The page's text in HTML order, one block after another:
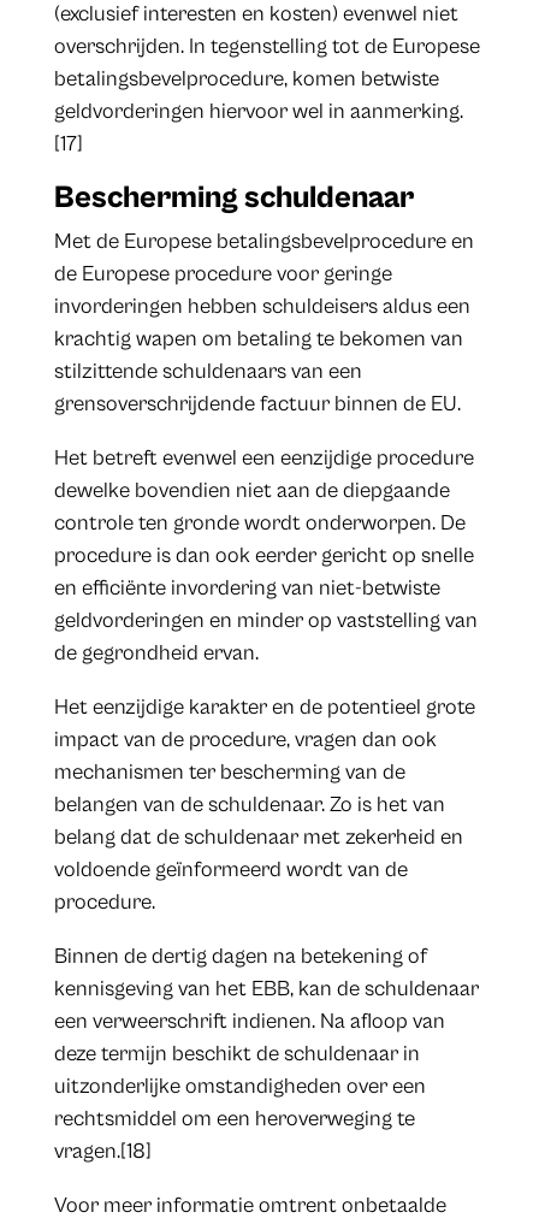
(exclusief interesten en kosten) evenwel niet
overschrijden. In tegenstelling tot de Europese
betalingsbevelprocedure, komen betwiste
geldvorderingen hiervoor wel in aanmerking.
[17]
Bescherming schuldenaar
Met de Europese betalingsbevelprocedure en
de Europese procedure voor geringe
invorderingen hebben schuldeisers aldus een
krachtig wapen om betaling te bekomen van
stilzittende schuldenaars van een
grensoverschrijdende factuur binnen de EU.
Het betreft evenwel een eenzijdige procedure
dewelke bovendien niet aan de diepgaande
controle ten gronde wordt onderworpen. De
procedure is dan ook eerder gericht op snelle
en efficiënte invordering van niet-betwiste
geldvorderingen en minder op vaststelling van
de gegrondheid ervan.
Het eenzijdige karakter en de potentieel grote
impact van de procedure, vragen dan ook
mechanismen ter bescherming van de
belangen van de schuldenaar. Zo is het van
belang dat de schuldenaar met zekerheid en
voldoende geïnformeerd wordt van de
procedure.
Binnen de dertig dagen na betekening of
kennisgeving van het EBB, kan de schuldenaar
een verweerschrift indienen. Na afloop van
deze termijn beschikt de schuldenaar in
uitzonderlijke omstandigheden over een
rechtsmiddel om een heroverweging te
vragen.[18]
Voor meer informatie omtrent onbetaalde